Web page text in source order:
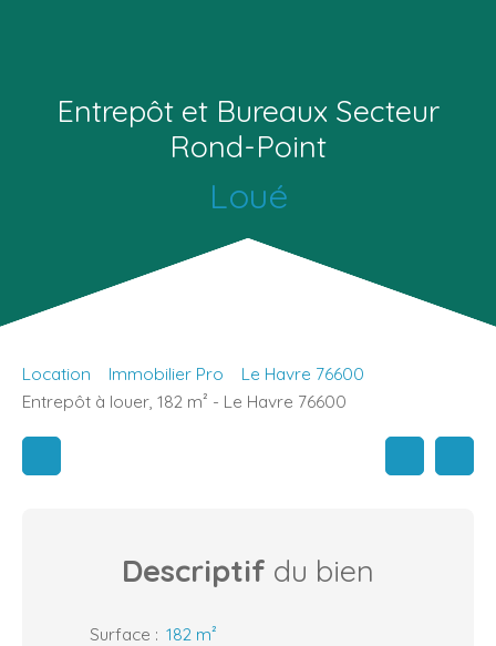
Entrepôt et Bureaux Secteur
Rond-Point
Loué
Location Immobilier Pro
Le Havre 76600
Entrepôt à louer, 182 m² - Le Havre 76600
Descriptif du bien
Surface : 182 m²